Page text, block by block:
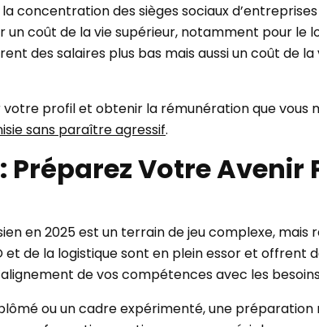
concentration des sièges sociaux
coût de la vie supérieur, notamment pour le
des salaires plus bas mais aussi un coût de
profil et obtenir la rémunération que vous
sans paraître agressif.
Préparez Votre Avenir
en 2025 est un terrain de jeu complexe,
et de la logistique sont en plein essor et
de vos compétences avec les
ou un cadre expérimenté, une